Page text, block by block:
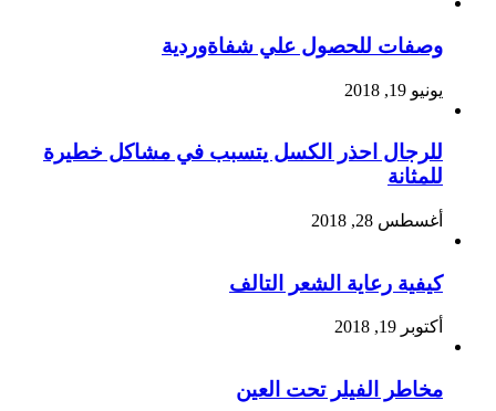
وصفات للحصول علي شفاةوردية
يونيو 19, 2018
للرجال احذر الكسل يتسبب في مشاكل خطيرة
للمثانة
أغسطس 28, 2018
كيفية رعاية الشعر التالف
أكتوبر 19, 2018
مخاطر الفيلر تحت العين